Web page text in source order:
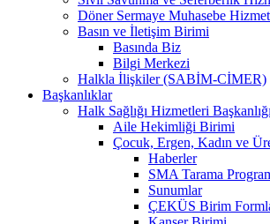
Döner Sermaye Muhasebe
Basın ve İletişim Birimi
Basında Biz
Bilgi Merkezi
Halkla İlişkiler (SABİM-CİMER)
Başkanlıklar
Halk Sağlığı Hizmetleri Başkanlığı
Aile Hekimliği Birimi
Çocuk, Ergen, Kadın ve
Haberler
SMA Tarama
Sunumlar
ÇEKÜS Birim